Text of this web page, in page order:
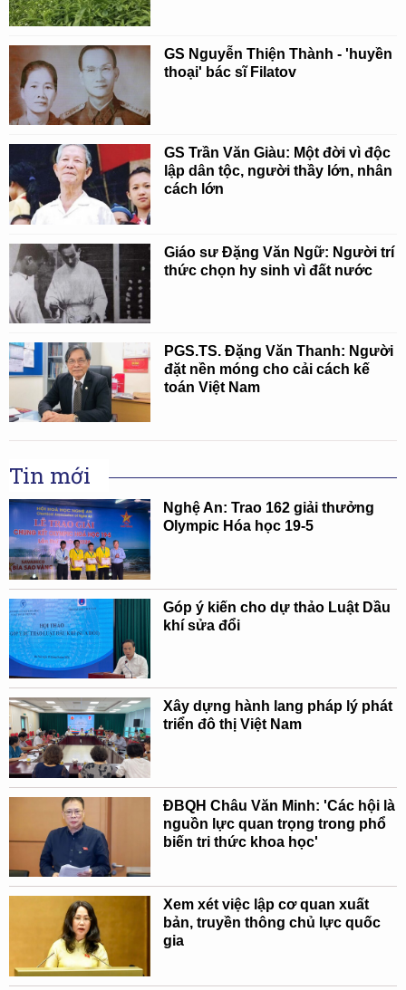
GS Nguyễn Thiện Thành - 'huyền
thoại' bác sĩ Filatov
GS Trần Văn Giàu: Một đời vì độc
lập dân tộc, người thầy lớn, nhân
cách lớn
Giáo sư Đặng Văn Ngữ: Người trí
thức chọn hy sinh vì đất nước
PGS.TS. Đặng Văn Thanh: Người
đặt nền móng cho cải cách kế
toán Việt Nam
Tin mới
Nghệ An: Trao 162 giải thưởng
Olympic Hóa học 19-5
Góp ý kiến cho dự thảo Luật Dầu
khí sửa đổi
Xây dựng hành lang pháp lý phát
triển đô thị Việt Nam
ĐBQH Châu Văn Minh: 'Các hội là
nguồn lực quan trọng trong phổ
biến tri thức khoa học'
Xem xét việc lập cơ quan xuất
bản, truyền thông chủ lực quốc
gia